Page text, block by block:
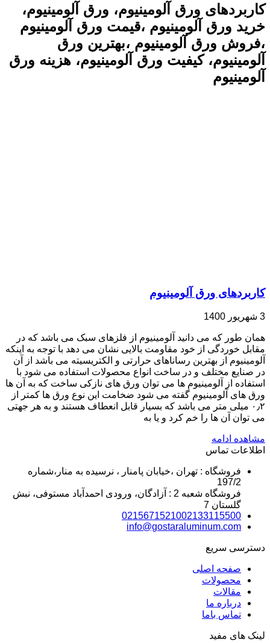
کاربردهای ورق آلومینیوم، ورق آلومینیوم،
خرید ورق آلومینیوم ،قیمت ورق آلومینیوم
،فروش ورق آلومینیوم ،بهترین ورق
آلومینیوم، کیفیت ورق آلومینیوم، هزینه ورق
آلومینیوم
کاربردهای ورق آلومینیوم
3 شهریور 1400
همان طور که می دانید آلومینیوم از فلزهای سبک می باشد که در
مقابل خوردگی از خود مقاومت بالایی نشان می دهد با توجه به اینکه
آلومینیوم از بهترین رساناهای حرارتی و الکتریسیته می باشد از آن
در صنایع مختلف و در ساخت انواع محصولات استفاده می شود با
استفاده از آلومینیوم ها می توان ورق های نازکی ساخت که به آن ها
ورق های آلومینیوم گفته می شود ضخامت این نوع ورق ها کمتر از
۰٫۲ میلی متر می باشد که بسیار قابل انعطاف هستند و به هر جهتی
می توان آن ها را خم کرد و یا به
مشاهده ادامه
اطلاعات تماس
فروشگاه : تهران ،خیابان پامنار ، نرسیده به منار،شماره
197/2
فروشگاه شعبه 2 : آزادگان، ورودی احمدآباد مستوفی، نبش
گلستان 7
0215671521002133115500
info@gostaraluminum.com
دسترسی سریع
صفحه اصلی
محصولات
مقالات
درباره ما
تماس باما
لینک های مفید